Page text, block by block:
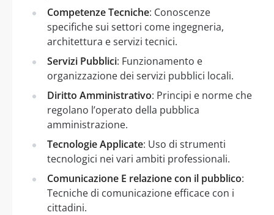
Competenze Tecniche: Conoscenze
specifiche sui settori come ingegneria,
architettura e servizi tecnici.
Servizi Pubblici: Funzionamento e
organizzazione dei servizi pubblici locali.
Diritto Amministrativo: Principi e norme che
regolano l’operato della pubblica
amministrazione.
Tecnologie Applicate: Uso di strumenti
tecnologici nei vari ambiti professionali.
Comunicazione E relazione con il pubblico:
Tecniche di comunicazione efficace con i
cittadini.